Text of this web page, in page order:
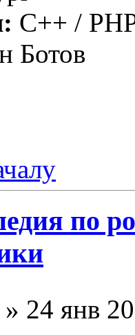
C++ /
Ботов
по
» 24 янв